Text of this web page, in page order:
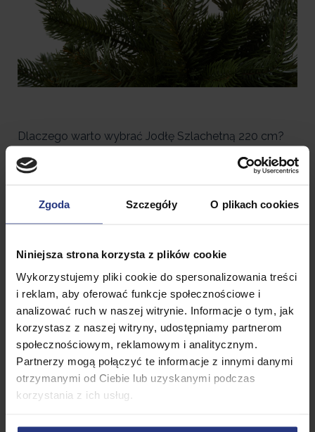
Zgoda Szczegóły O plikach cookies
Niniejsza strona korzysta z plików cookie
Wykorzystujemy pliki cookie do spersonalizowania treści
i reklam, aby oferować funkcje społecznościowe i
analizować ruch w naszej witrynie. Informacje o tym, jak
korzystasz z naszej witryny, udostępniamy partnerom
społecznościowym, reklamowym i analitycznym.
Partnerzy mogą połączyć te informacje z innymi danymi
otrzymanymi od Ciebie lub uzyskanymi podczas
korzystania z ich usług.
Dlaczego warto wybrać Jodłę Szlachetną 220 cm?
✅Wyprodukowana z najwyższej jakości folii PE + PVC
klasy PREMIUM,prawdopodobnie najgrubszy drut na
rynku(2,5mm
elementów
✅ Nie gubi igieł w porównaniu do innych sztucznych
choinek
✅ Naturalny, elegancki wygląd – inspirowany
prawdziwą jodłą alpejską
✅ Gęste, realistyczne gałązki – aż 760 tipsy tworzą
pełną i harmonijną formę